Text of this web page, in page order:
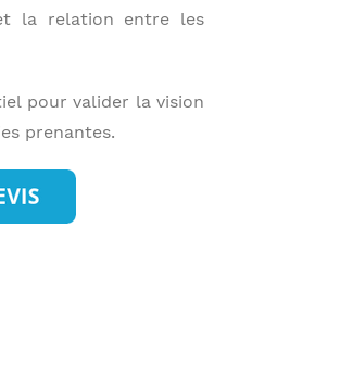
et la relation entre les
pour valider la vision
prenantes.